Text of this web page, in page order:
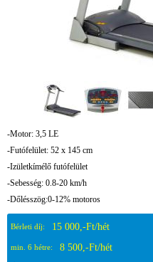
-Motor: 3,5 LE
-Futófelület: 52 x 145 cm
-Izületkímélő futófelület
-Sebesség: 0.8-20 km/h
-Dőlésszög:0-12% motoros
Bérleti díj: 15 000,-Ft/hét
min. 6 hétre: 8 500,-Ft/hét